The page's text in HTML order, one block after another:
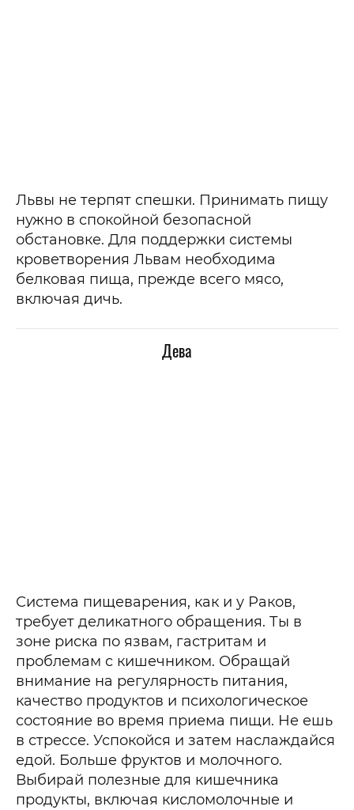
Львы не терпят спешки. Принимать пищу
нужно в спокойной безопасной
обстановке. Для поддержки системы
кроветворения Львам необходима
белковая пища, прежде всего мясо,
включая дичь.
Дева
Система пищеварения, как и у Раков,
требует деликатного обращения. Ты в
зоне риска по язвам, гастритам и
проблемам с кишечником. Обращай
внимание на регулярность питания,
качество продуктов и психологическое
состояние во время приема пищи. Не ешь
в стрессе. Успокойся и затем наслаждайся
едой. Больше фруктов и молочного.
Выбирай полезные для кишечника
продукты, включая кисломолочные и